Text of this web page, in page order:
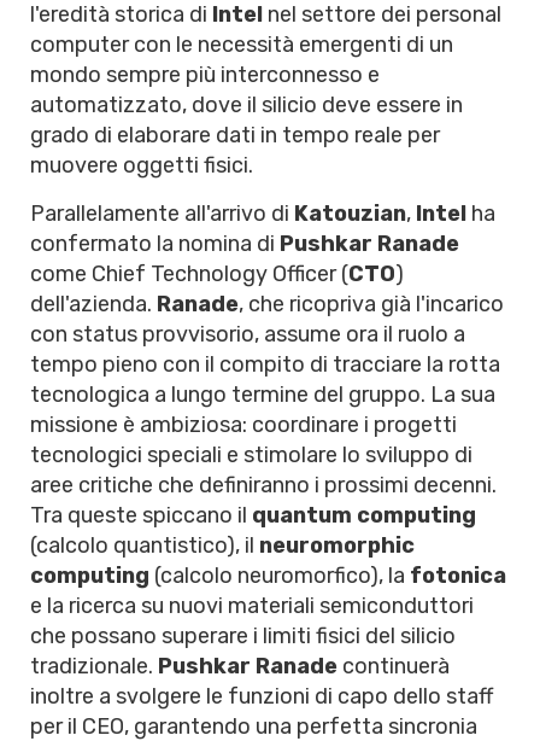
l'eredità storica di Intel nel settore dei personal
computer con le necessità emergenti di un
mondo sempre più interconnesso e
automatizzato, dove il silicio deve essere in
grado di elaborare dati in tempo reale per
muovere oggetti fisici.
Parallelamente all'arrivo di Katouzian, Intel ha
confermato la nomina di Pushkar Ranade
come Chief Technology Officer (CTO)
dell'azienda. Ranade, che ricopriva già l'incarico
con status provvisorio, assume ora il ruolo a
tempo pieno con il compito di tracciare la rotta
tecnologica a lungo termine del gruppo. La sua
missione è ambiziosa: coordinare i progetti
tecnologici speciali e stimolare lo sviluppo di
aree critiche che definiranno i prossimi decenni.
Tra queste spiccano il quantum computing
(calcolo quantistico), il neuromorphic
computing (calcolo neuromorfico), la fotonica
e la ricerca su nuovi materiali semiconduttori
che possano superare i limiti fisici del silicio
tradizionale. Pushkar Ranade continuerà
inoltre a svolgere le funzioni di capo dello staff
per il CEO, garantendo una perfetta sincronia